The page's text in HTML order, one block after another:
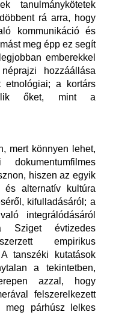
tanulmánykötetek
rá arra, hogy
kommunikáció és
meg épp ez segít
emberekkel
hozzáállása
etnológiai; a kortárs
őket, mint a
mert könnyen lehet,
hiszen az egyik
és alternatív kultúra
kifulladásáról; a
integrálódásáról
Sziget évtizedes
empirikus
tanszéki kutatások
a tekintetben,
azzal, hogy
felszerelkezett
meg párhúsz lelkes